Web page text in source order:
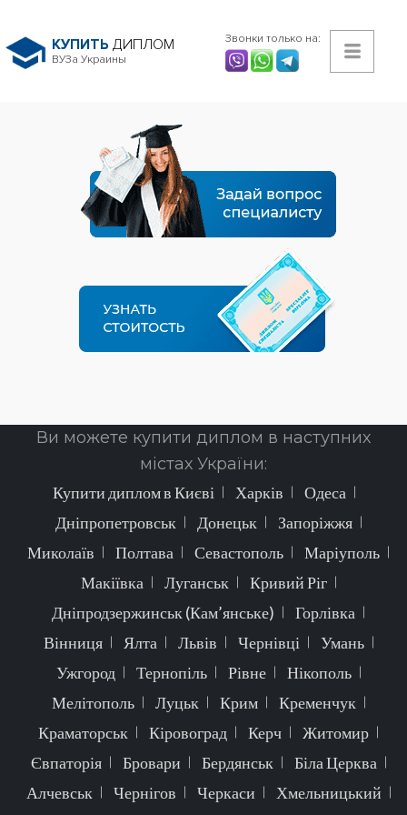
КУПИТЬ ДИПЛОМ
ВУЗа Украины
Звонки только на:
Ви можете купити диплом в наступних
містах України:
Купити диплом в Києві
Харків
Одеса
Дніпропетровськ
Донецьк
Запоріжжя
Миколаїв
Полтава Севастополь
Маріуполь
Макіївка
Луганськ
Кривий Ріг
Дніпродзержинськ (Кам’янське)
Горлівка
Вінниця
Ялта Львів Чернівці
Умань
Ужгород
Тернопіль Рівне
Нікополь
Мелітополь
Луцьк Крим
Кременчук
Краматорськ
Кіровоград Керч
Житомир
Євпаторія
Бровари Бердянськ
Біла Церква
Алчевськ
Чернігов Черкаси
Хмельницький